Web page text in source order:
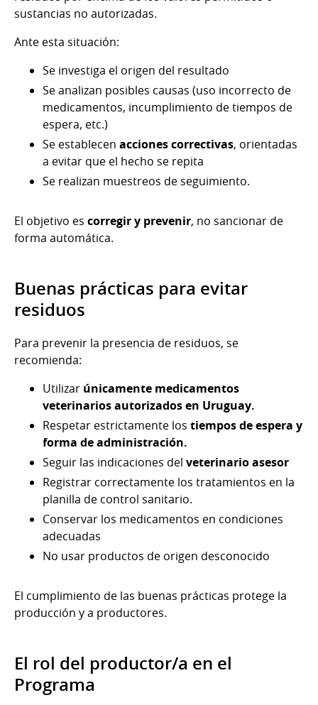
sustancias no autorizadas.
Ante esta situación:
Se investiga el origen del resultado
Se analizan posibles causas (uso incorrecto de
medicamentos, incumplimiento de tiempos de
espera, etc.)
Se establecen acciones correctivas, orientadas
a evitar que el hecho se repita
Se realizan muestreos de seguimiento.
El objetivo es corregir y prevenir, no sancionar de
forma automática.
Buenas prácticas para evitar
residuos
Para prevenir la presencia de residuos, se
recomienda:
Utilizar únicamente medicamentos
veterinarios autorizados en Uruguay.
Respetar estrictamente los tiempos de espera y
forma de administración.
Seguir las indicaciones del veterinario asesor
Registrar correctamente los tratamientos en la
planilla de control sanitario.
Conservar los medicamentos en condiciones
adecuadas
No usar productos de origen desconocido
El cumplimiento de las buenas prácticas protege la
producción y a productores.
El rol del productor/a en el
Programa